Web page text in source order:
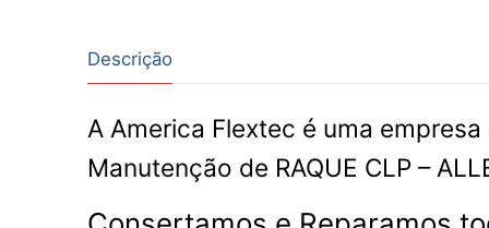
Descrição
A America Flextec é uma
Manutenção de RAQUE CLP –